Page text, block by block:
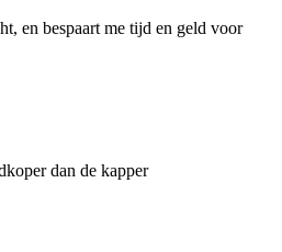
en bespaart me tijd en geld voor
dan de kapper